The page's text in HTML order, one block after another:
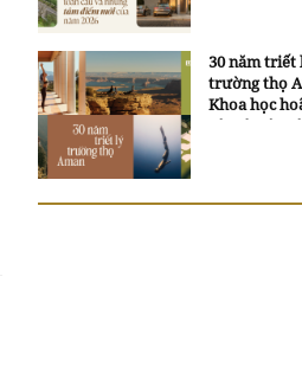
30 năm triết
trường thọ
Khoa học
và trí tuệ